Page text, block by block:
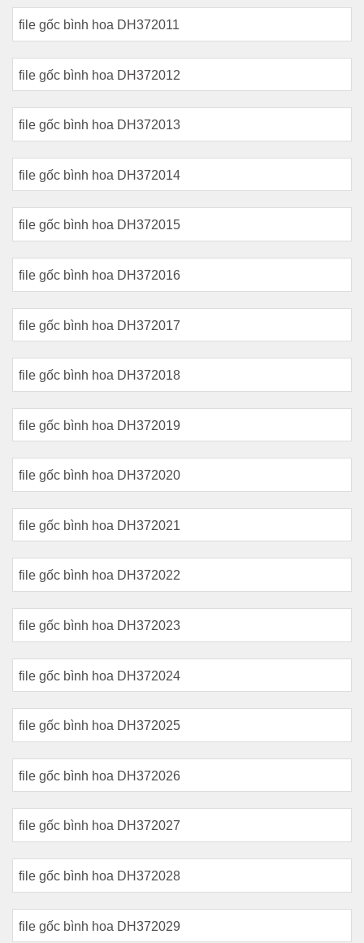
file gốc bình hoa DH372011
file gốc bình hoa DH372012
file gốc bình hoa DH372013
file gốc bình hoa DH372014
file gốc bình hoa DH372015
file gốc bình hoa DH372016
file gốc bình hoa DH372017
file gốc bình hoa DH372018
file gốc bình hoa DH372019
file gốc bình hoa DH372020
file gốc bình hoa DH372021
file gốc bình hoa DH372022
file gốc bình hoa DH372023
file gốc bình hoa DH372024
file gốc bình hoa DH372025
file gốc bình hoa DH372026
file gốc bình hoa DH372027
file gốc bình hoa DH372028
file gốc bình hoa DH372029